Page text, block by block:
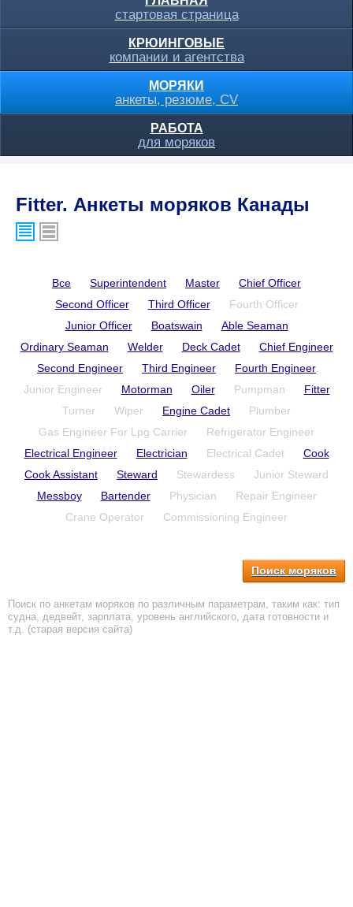
стартовая страница
КРЮИНГОВЫЕ
компании и агентства
МОРЯКИ
анкеты, резюме, CV
РАБОТА
для моряков
Fitter. Анкеты моряков Канады
Все Superintendent Master
Chief Officer
Second Officer
Third Officer
Fourth Officer
Junior Officer
Boatswain
Able Seaman
Ordinary Seaman
Welder Deck Cadet
Chief Engineer
Second Engineer
Third Engineer
Fourth Engineer
Junior Engineer
Motorman Oiler Pumpman
Fitter
Turner
Wiper Engine Cadet
Plumber
Gas Engineer For Lpg Carrier
Refrigerator Engineer
Electrical Engineer
Electrician Electrical Cadet
Cook
Cook Assistant
Steward Stewardess
Junior Steward
Messboy
Bartender Physician
Repair Engineer
Crane Operator
Commissioning Engineer
Поиск моряков
Поиск по анкетам моряков по различным параметрам, таким как: тип
судна, дедвейт, зарплата, уровень английского, дата готовности и
т.д. (старая версия сайта)